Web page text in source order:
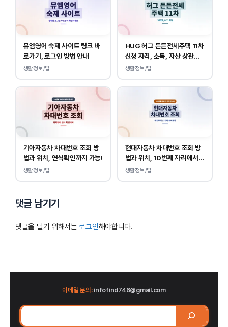
뮤엠영어 숙제 사이트 링크 바
로가기, 로그인 방법 안내
생활정보/팁
HUG 허그 든든전세주택 11차
신청 자격, 소득, 자산 상관없
이 가능합니다.
생활정보/팁
기아자동차 차대번호 조회 방
법과 위치, 연식확인까지 가능!
생활정보/팁
현대자동차 차대번호 조회 방
법과 위치, 10번째 자리에서
연식 확인!
생활정보/팁
댓글 남기기
댓글을 달기 위해서는로그인해야합니다.
이메일 문의:infofind746@gmail.com
검